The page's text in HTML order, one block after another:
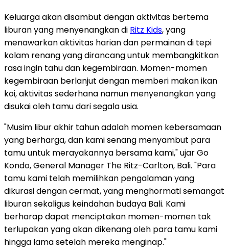
Keluarga akan disambut dengan aktivitas bertema
liburan yang menyenangkan di Ritz Kids, yang
menawarkan aktivitas harian dan permainan di tepi
kolam renang yang dirancang untuk membangkitkan
rasa ingin tahu dan kegembiraan. Momen-momen
kegembiraan berlanjut dengan memberi makan ikan
koi, aktivitas sederhana namun menyenangkan yang
disukai oleh tamu dari segala usia.
"Musim libur akhir tahun adalah momen kebersamaan
yang berharga, dan kami senang menyambut para
tamu untuk merayakannya bersama kami," ujarGo
Kondo, General Manager The Ritz-Carlton, Bali. "Para
tamu kami telah memilihkan pengalaman yang
dikurasi dengan cermat, yang menghormati semangat
liburan sekaligus keindahan budaya Bali. Kami
berharap dapat menciptakan momen-momen tak
terlupakan yang akan dikenang oleh para tamu kami
hingga lama setelah mereka menginap."